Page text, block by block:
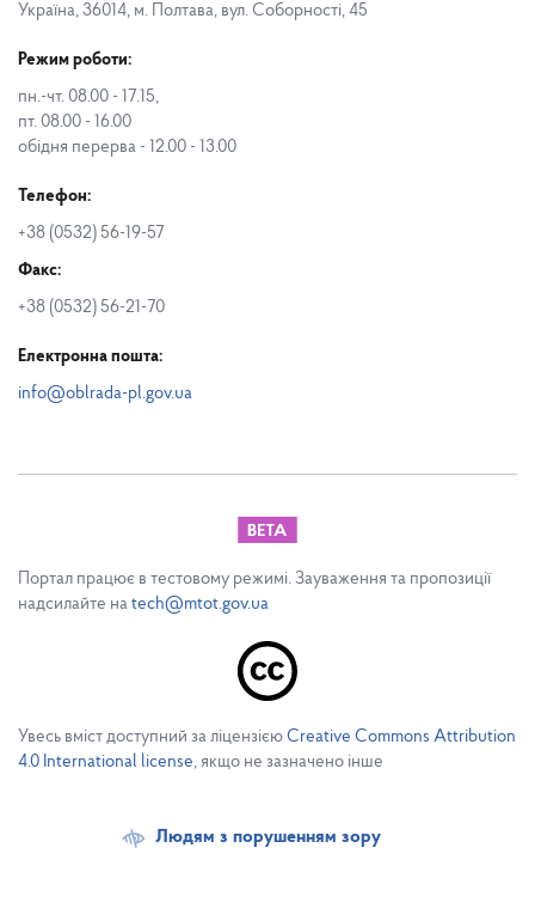
Україна, 36014, м. Полтава, вул. Соборності, 45
Режим роботи:
пн.-чт. 08.00 - 17.15,
пт. 08.00 - 16.00
обідня перерва - 12.00 - 13.00
Телефон:
+38 (0532) 56-19-57
Факс:
+38 (0532) 56-21-70
Електронна пошта:
info@oblrada-pl.gov.ua
Портал працює в тестовому режимі. Зауваження та пропозиції
надсилайте на tech@mtot.gov.ua
Увесь вміст доступний за ліцензією Creative Commons Attribution
4.0 International license, якщо не зазначено інше
Людям з порушенням зору